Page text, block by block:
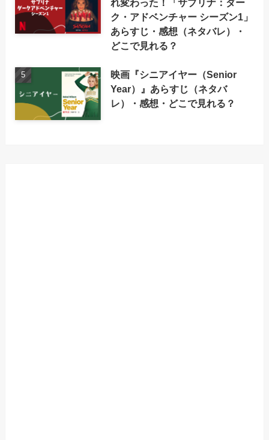
れ変わった！「サブリナ：ダー
ク・アドベンチャー シーズン1」
あらすじ・感想（ネタバレ）・
どこで見れる？
映画『シニアイヤー（Senior
Year）』あらすじ（ネタバ
レ）・感想・どこで見れる？